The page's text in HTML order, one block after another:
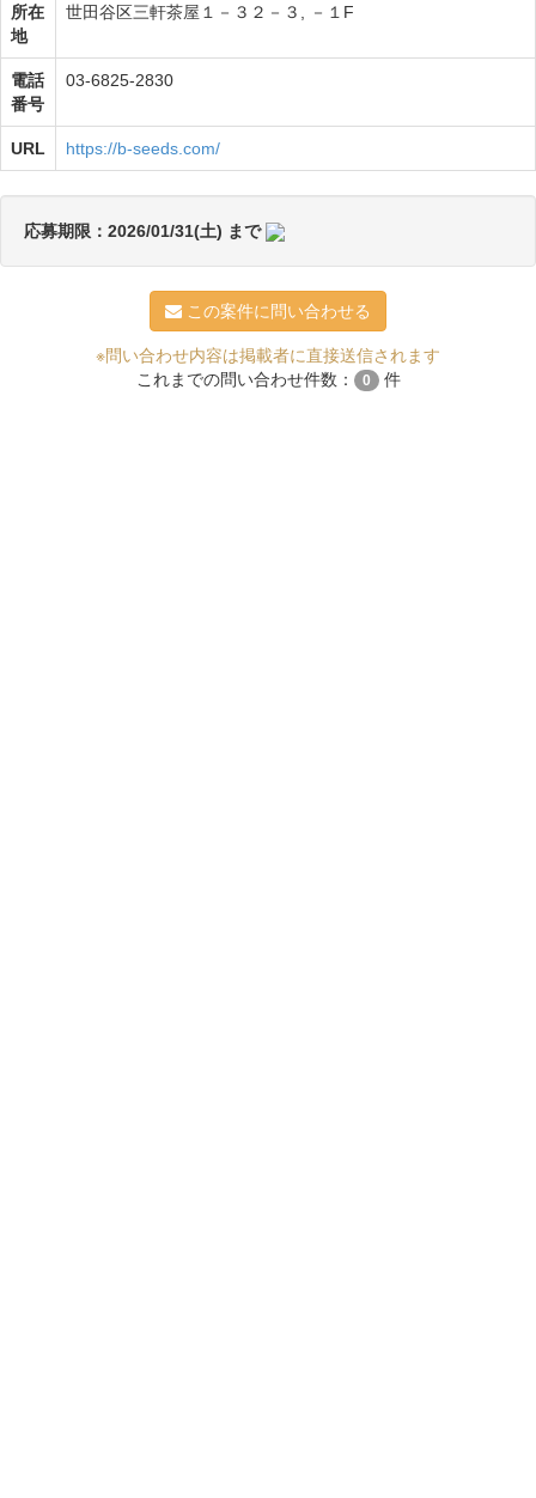
所在
地
世田谷区三軒茶屋１－３２－３, －１F
電話
番号
03-6825-2830
URL https://b-seeds.com/
応募期限：2026/01/31(土) まで
この案件に問い合わせる
※問い合わせ内容は掲載者に直接送信されます
これまでの問い合わせ件数：
0 件